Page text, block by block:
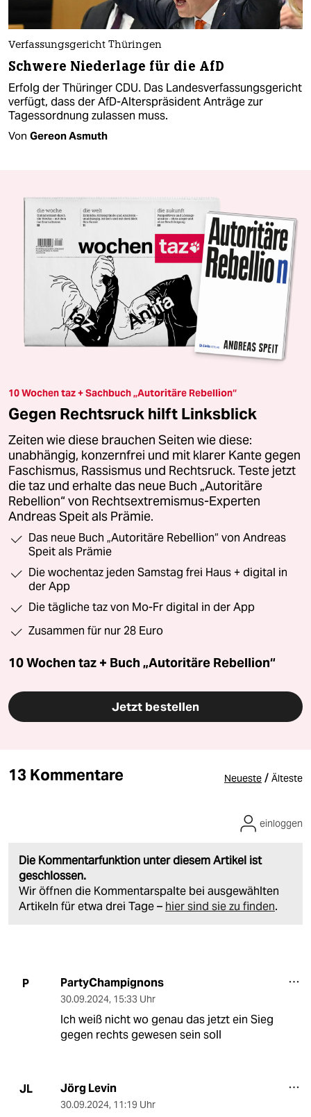
Verfassungsgericht Thüringen
Schwere Niederlage für die AfD
Erfolg der Thüringer CDU. Das Landesverfassungsgericht
verfügt, dass der AfD-Alterspräsident Anträge zur
Tagessordnung zulassen muss.
Von Gereon Asmuth
10 Wochen taz + Sachbuch „Autoritäre Rebellion“
Gegen Rechtsruck hilft Linksblick
Zeiten wie diese brauchen Seiten wie diese:
unabhängig, konzernfrei und mit klarer Kante gegen
Faschismus, Rassismus und Rechtsruck. Teste jetzt
die taz und erhalte das neue Buch „Autoritäre
Rebellion“ von Rechtsextremismus-Experten
Andreas Speit als Prämie.
Das neue Buch „Autoritäre Rebellion“ von Andreas
Speit als Prämie
Die wochentaz jeden Samstag frei Haus + digital in
der App
Die tägliche taz von Mo-Fr digital in der App
Zusammen für nur 28 Euro
10 Wochen taz + Buch „Autoritäre Rebellion“
Jetzt bestellen
13 Kommentare Neueste / Älteste
Die Kommentarfunktion unter diesem Artikel ist
geschlossen.
Wir öffnen die Kommentarspalte bei ausgewählten
Artikeln für etwa drei Tage – hier sind sie zu finden.
einloggen
P PartyChampignons
30.09.2024, 15:33 Uhr
Ich weiß nicht wo genau das jetzt ein Sieg
gegen rechts gewesen sein soll
JL Jörg Levin
30.09.2024, 11:19 Uhr